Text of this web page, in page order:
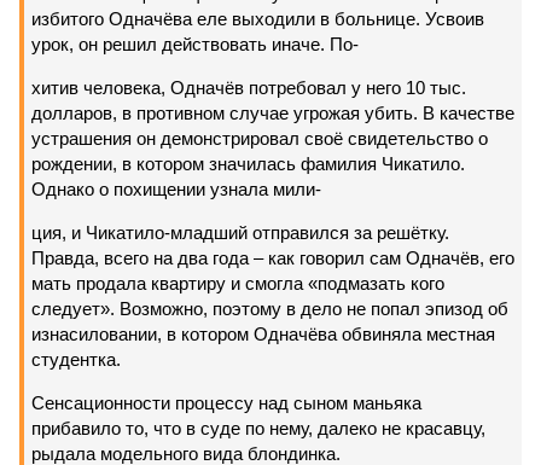
избитого Одначёва еле выходили в больнице. Усвоив
урок, он решил действовать иначе. По-
хитив человека, Одначёв потребовал у него 10 тыс.
долларов, в противном случае угрожая убить. В качестве
устрашения он демонстрировал своё свидетельство о
рождении, в котором значилась фамилия Чикатило.
Однако о похищении узнала мили-
ция, и Чикатило-младший отправился за решётку.
Правда, всего на два года – как говорил сам Одначёв, его
мать продала квартиру и смогла «подмазать кого
следует». Возможно, поэтому в дело не попал эпизод об
изнасиловании, в котором Одначёва обвиняла местная
студентка.
Сенсационности процессу над сыном маньяка
прибавило то, что в суде по нему, далеко не красавцу,
рыдала модельного вида блондинка.